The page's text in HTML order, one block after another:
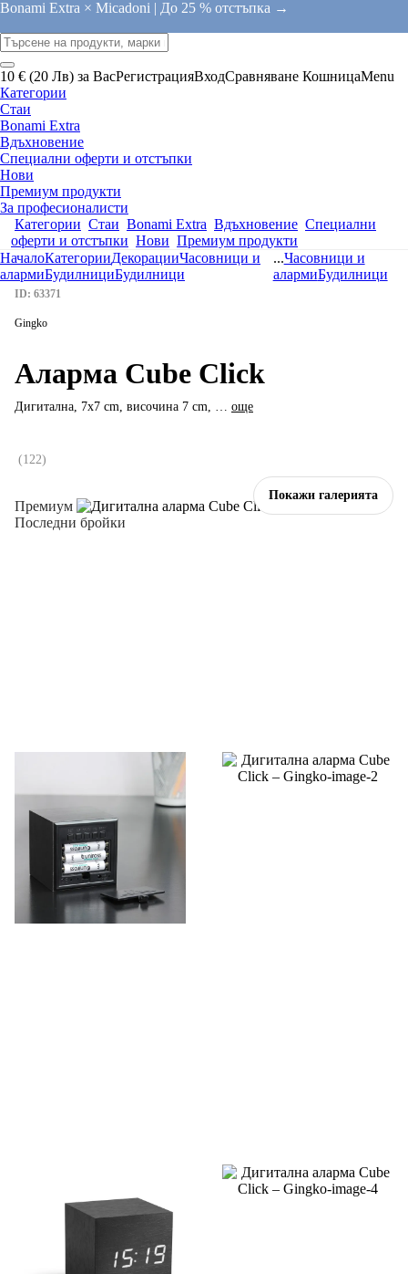
Bonami Extra × Micadoni | До 25 % отстъпка →
10 € (20 Лв) за ВасРегистрацияВходСравняване КошницаMenu
Категории
Стаи
Bonami Extra
Вдъхновение
Специални оферти и отстъпки
Нови
Премиум продукти
За професионалисти
Категории Стаи Bonami Extra Вдъхновение Специални
оферти и отстъпки Нови Премиум продукти
НачалоКатегорииДекорацииЧасовници и
алармиБудилнициБудилници
...Часовници и
алармиБудилници
Покажи галерията
Премиум
Последни бройки
ID: 63371
Gingko
Аларма Cube Click
Дигитална, 7x7 cm, височина 7 cm, … още
(122)